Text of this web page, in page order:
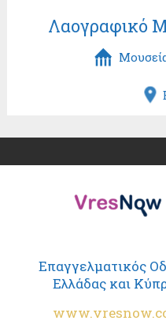
Λαογραφικό
Επαγγελματικός
Ελλάδας και